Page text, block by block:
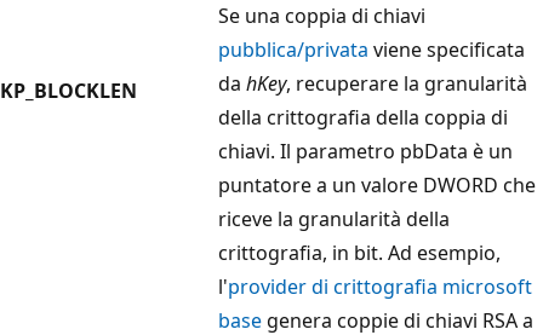
KP_BLOCKLEN
Se una coppia di chiavi
pubblica/privata viene specificata
da hKey, recuperare la granularità
della crittografia della coppia di
chiavi. Il parametro pbData è un
puntatore a un valore DWORD che
riceve la granularità della
crittografia, in bit. Ad esempio,
l'provider di crittografia microsoft
base genera coppie di chiavi RSA a